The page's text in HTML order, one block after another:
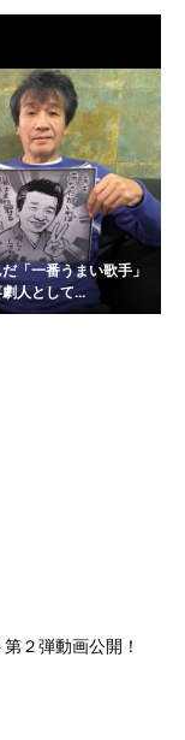
「一番うまい歌手」
人として...
２弾動画公開！